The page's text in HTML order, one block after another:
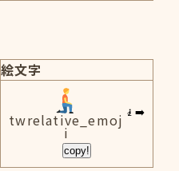
絵文字
twrelative_emoj
i
copy!